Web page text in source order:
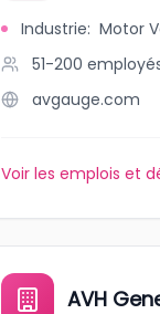
Industrie: Motor
51-200
avgauge.com
Voir les emplois et
AVH